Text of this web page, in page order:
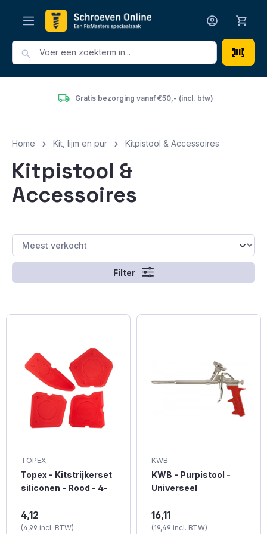
Gratis bezorging vanaf €50,- (incl. btw)
Home Kit, lijm en pur Kitpistool & Accessoires
Kitpistool &
Accessoires
Filter
TOPEX
Topex - Kitstrijkerset
siliconen - Rood - 4-
TOPEX kitstrijkerset 4-
delig
4,12
(4,99 incl. BTW)
KWB
KWB - Purpistool -
Universeel
KWB purpistool voor
alle soorten
16,11
(19,49 incl. BTW)